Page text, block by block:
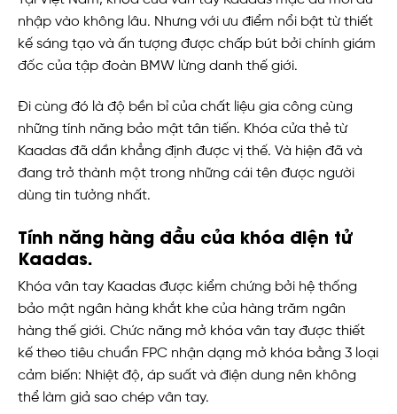
nhập vào không lâu. Nhưng với ưu điểm nổi bật từ thiết
kế sáng tạo và ấn tượng được chấp bút bởi chính giám
đốc của tập đoàn BMW lừng danh thế giới.
Đi cùng đó là độ bền bỉ của chất liệu gia công cùng
những tính năng bảo mật tân tiến. Khóa cửa thẻ từ
Kaadas đã dần khẳng định được vị thế. Và hiện đã và
đang trở thành một trong những cái tên được người
dùng tin tưởng nhất.
Tính năng hàng đầu của khóa điện tử
Kaadas.
Khóa vân tay Kaadas được kiểm chứng bởi hệ thống
bảo mật ngân hàng khắt khe của hàng trăm ngân
hàng thế giới. Chức năng mở khóa vân tay được thiết
kế theo tiêu chuẩn FPC nhận dạng mở khóa bằng 3 loại
cảm biến: Nhiệt độ, áp suất và điện dung nên không
thể làm giả sao chép vân tay.